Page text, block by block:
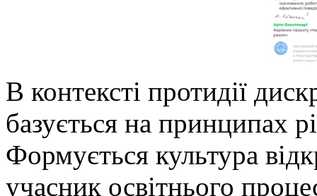
В контексті протидії
базується на принципах
Формується культура
учасник освітнього